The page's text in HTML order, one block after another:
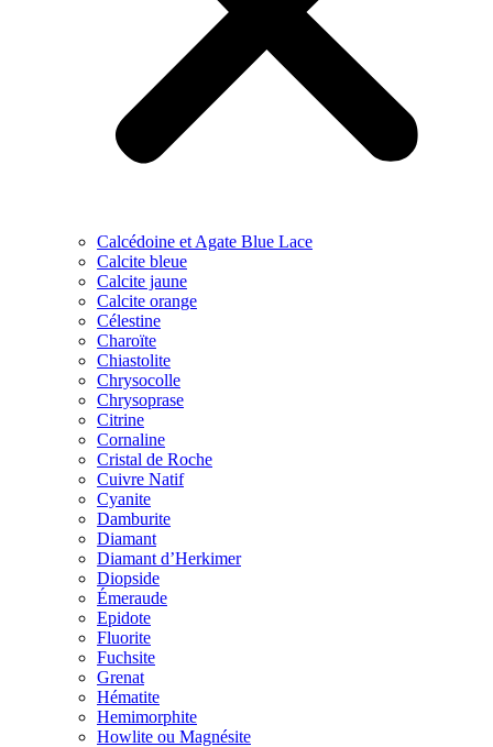
Calcédoine et Agate Blue Lace
Calcite bleue
Calcite jaune
Calcite orange
Célestine
Charoïte
Chiastolite
Chrysocolle
Chrysoprase
Citrine
Cornaline
Cristal de Roche
Cuivre Natif
Cyanite
Damburite
Diamant
Diamant d’Herkimer
Diopside
Émeraude
Epidote
Fluorite
Fuchsite
Grenat
Hématite
Hemimorphite
Howlite ou Magnésite